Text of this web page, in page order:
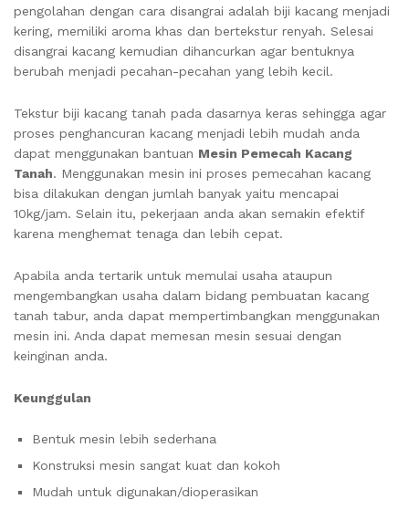
pengolahan dengan cara disangrai adalah biji kacang menjadi
kering, memiliki aroma khas dan bertekstur renyah. Selesai
disangrai kacang kemudian dihancurkan agar bentuknya
berubah menjadi pecahan-pecahan yang lebih kecil.
Tekstur biji kacang tanah pada dasarnya keras sehingga agar
proses penghancuran kacang menjadi lebih mudah anda
dapat menggunakan bantuan Mesin Pemecah Kacang
Tanah. Menggunakan mesin ini proses pemecahan kacang
bisa dilakukan dengan jumlah banyak yaitu mencapai
10kg/jam. Selain itu, pekerjaan anda akan semakin efektif
karena menghemat tenaga dan lebih cepat.
Apabila anda tertarik untuk memulai usaha ataupun
mengembangkan usaha dalam bidang pembuatan kacang
tanah tabur, anda dapat mempertimbangkan menggunakan
mesin ini. Anda dapat memesan mesin sesuai dengan
keinginan anda.
Keunggulan
Bentuk mesin lebih sederhana
Konstruksi mesin sangat kuat dan kokoh
Mudah untuk digunakan/dioperasikan